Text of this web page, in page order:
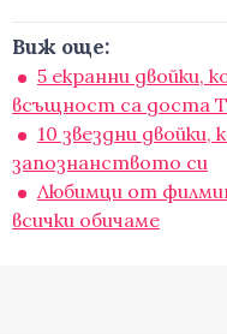
Виж още:
5 екранни двойки,
всъщност са доста
10 звездни
запознанството си
Любимци от
всички обичаме